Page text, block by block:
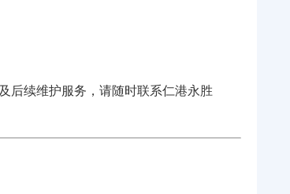
后续维护服务，请随时联系仁港永胜